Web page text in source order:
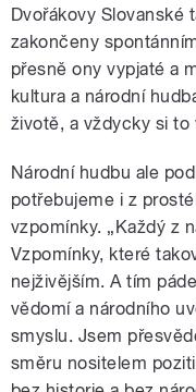
Dvořákovy Slovanské
zakončeny
přesně ony vypjaté a
kultura a národní
životě, a vždycky si
Národní hudbu ale
potřebujeme i z
vzpomínky. „Každý z
Vzpomínky, které
nejživějším. A tím
vědomí a národního
smyslu. Jsem
směru nositelem